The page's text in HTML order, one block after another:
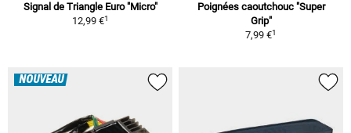
Signal de Triangle Euro "Micro"
12,99 €1
Poignées caoutchouc "Super
Grip"
7,99 €1
NOUVEAU